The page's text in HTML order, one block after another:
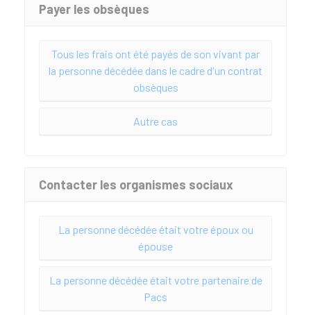
Payer les obsèques
Tous les frais ont été payés de son vivant par
la personne décédée dans le cadre d'un contrat
obsèques
Autre cas
Contacter les organismes sociaux
La personne décédée était votre époux ou
épouse
La personne décédée était votre partenaire de
Pacs